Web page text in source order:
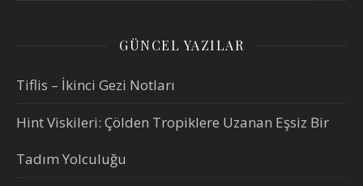
GÜNCEL YAZILAR
Tiflis – İkinci Gezi Notları
Hint Viskileri: Çölden Tropiklere Uzanan Eşsiz Bir
Tadım Yolculuğu